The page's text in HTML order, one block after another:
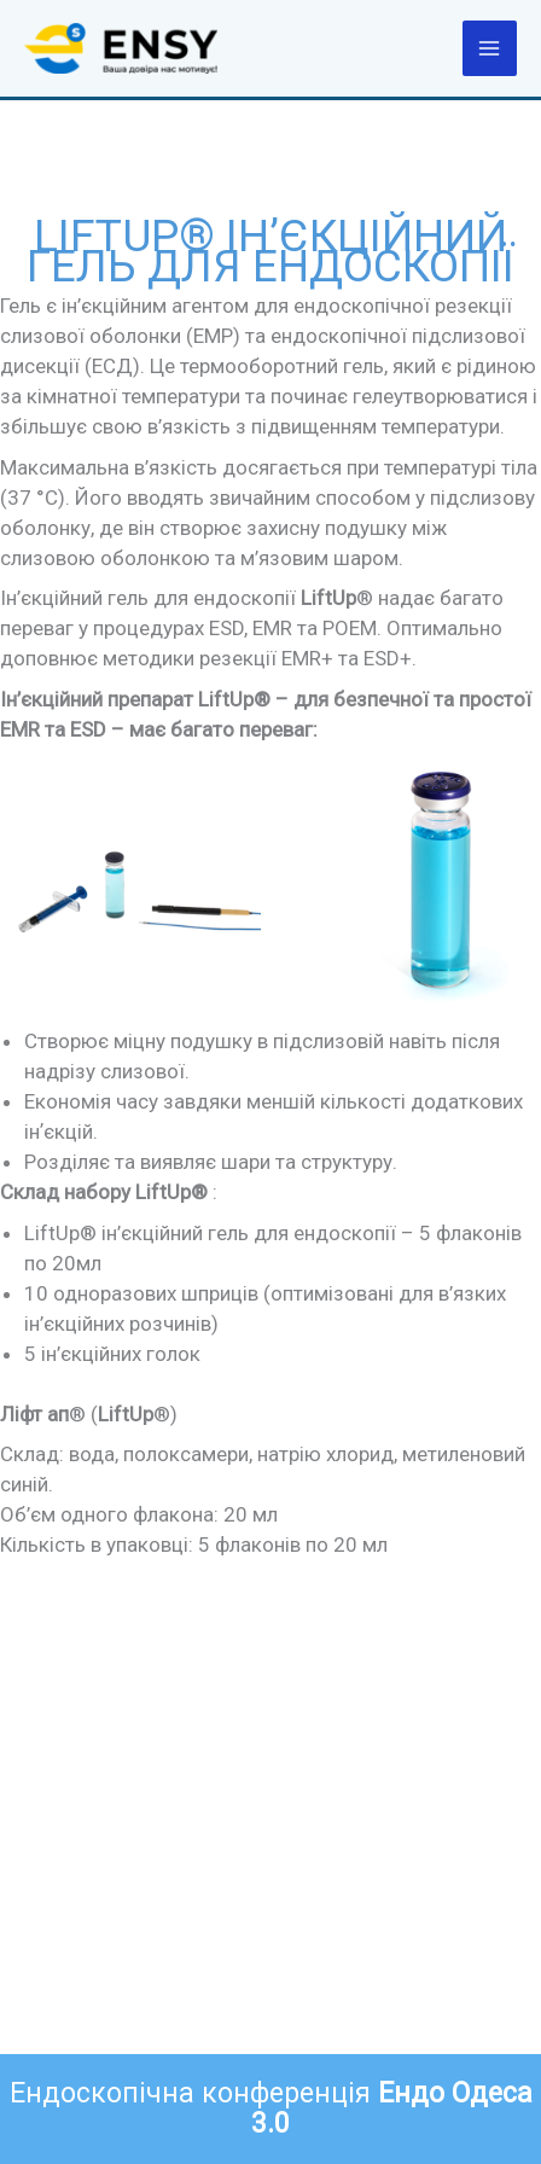
вмісту
LIFTUP® ІН’ЄКЦІЙНИЙ
ГЕЛЬ ДЛЯ ЕНДОСКОПІЇ
Гель є ін’єкційним агентом для ендоскопічної резекції
слизової оболонки (ЕМР) та ендоскопічної підслизової
дисекції (ЕСД). Це термооборотний гель, який є рідиною
за кімнатної температури та починає гелеутворюватися і
збільшує свою в’язкість з підвищенням температури.
Максимальна в’язкість досягається при температурі тіла
(37 °C). Його вводять звичайним способом у підслизову
оболонку, де він створює захисну подушку між
слизовою оболонкою та м’язовим шаром.
Ін’єкційний гель для ендоскопії LiftUp® надає багато
переваг у процедурах ESD, EMR та POEM. Оптимально
доповнює методики резекції EMR+ та ESD+.
Ін’єкційний препарат LiftUp® – для безпечної та простої
EMR та ESD – має багато переваг:
Створює міцну подушку в підслизовій навіть після
надрізу слизової.
Економія часу завдяки меншій кількості додаткових
інʼєкцій.
Розділяє та виявляє шари та структуру.
Склад набору LiftUp® :
LiftUp® ін’єкційний гель для ендоскопії – 5 флаконів
по 20мл
10 одноразових шприців (оптимізовані для в’язких
ін’єкційних розчинів)
5 ін’єкційних голок
Ліфт ап® (LiftUp®)
Склад: вода, полоксамери, натрію хлорид, метиленовий
синій.
Об’єм одного флакона: 20 мл
Кількість в упаковці: 5 флаконів по 20 мл
Ендоскопічна конференція Ендо Одеса
3.0